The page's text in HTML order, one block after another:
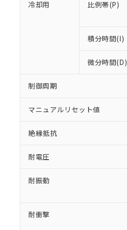
冷却用 比例帯(P)
積分時間(I)
微分時間(D)
制御周期
マニュアルリセット値
絶縁抵抗
耐電圧
耐振動
耐衝撃